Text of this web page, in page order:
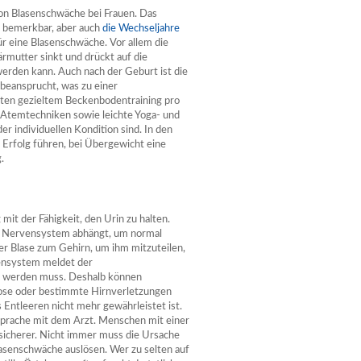
Blasenschwäche bei Frauen. Das
aber auch die Wechseljahre
Blasenschwäche. Vor allem die
sinkt und drückt auf die
kann. Auch nach der Geburt ist die
was zu einer
gezieltem Beckenbodentraining pro
sowie leichte Yoga- und
individuellen Kondition sind. In den
führen, bei Übergewicht eine
der Fähigkeit, den Urin zu halten.
abhängt, um normal
Blase zum Gehirn, um ihm mitzuteilen,
meldet der
muss. Deshalb können
oder bestimmte Hirnverletzungen
Entleeren nicht mehr gewährleistet ist.
mit dem Arzt. Menschen mit einer
Nicht immer muss die Ursache
auslösen. Wer zu selten auf